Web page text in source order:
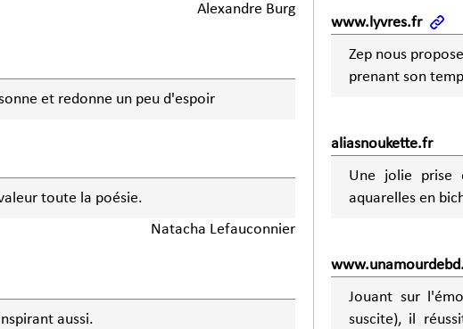
Alexandre Burg
et redonne un peu d'espoir
toute la poésie.
Natacha Lefauconnier
aussi.
www.lyvres.fr
Zep nous
prenant son
aliasnoukette.fr
Une jolie prise
aquarelles en
Jouant sur
suscite), il